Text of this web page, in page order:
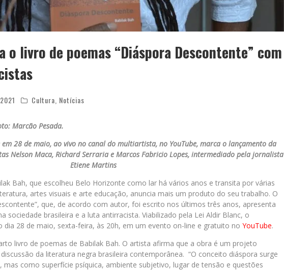
o livro de poemas “Diáspora Descontente” com
Cultura Notícias
Marcão Pesada.
em 28 de maio, ao vivo no canal do multiartista, no YouTube, marca o lançamento da
Nelson Maca, Richard Serraria e Marcos Fabricio Lopes, intermediado pela jornalista
Etiene Martins
Bah, que escolheu Belo Horizonte como lar há vários anos e transita por várias
artes visuais e arte educação, anuncia mais um produto do seu trabalho. O
que, de acordo com autor, foi escrito nos últimos três anos, apresenta
sociedade brasileira e a luta antirracista. Viabilizado pela Lei Aldir Blanc, o
dia 28 de maio, sexta-feira, às 20h, em um evento on-line e gratuito no YouTube.
livro de poemas de Babilak Bah. O artista afirma que a obra é um projeto
da literatura negra brasileira contemporânea. “O conceito diáspora surge
como superfície psíquica, ambiente subjetivo, lugar de tensão e questões